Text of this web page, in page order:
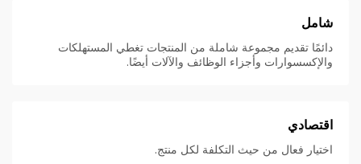
شامل
دائمًا تقديم مجموعة شاملة من المنتجات تغطي المستهلكات
والإكسسوارات وأجزاء الوظائف والآلات أيضًا.
اقتصادي
اختيار فعال من حيث التكلفة لكل منتج.